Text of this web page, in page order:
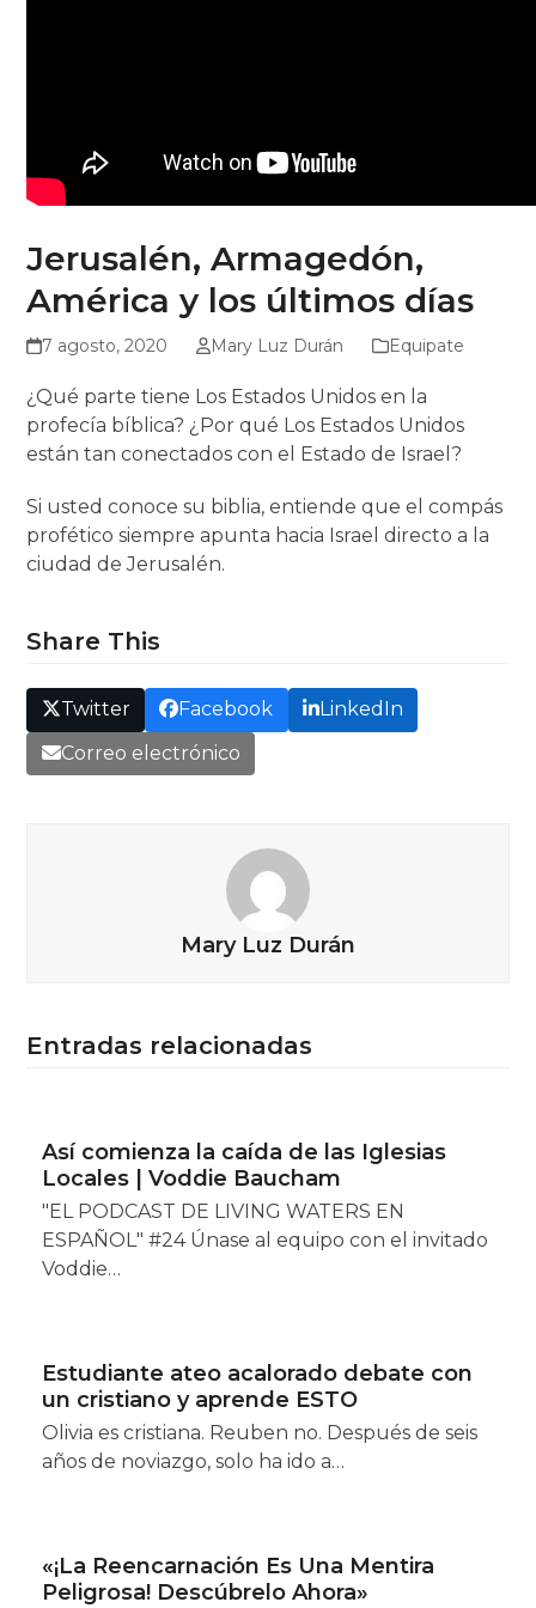
Jerusalén, Armagedón,
América y los últimos días
7 agosto, 2020 Mary Luz Durán Equipate
¿Qué parte tiene Los Estados Unidos en la
profecía bíblica? ¿Por qué Los Estados Unidos
están tan conectados con el Estado de Israel?
Si usted conoce su biblia, entiende que el compás
profético siempre apunta hacia Israel directo a la
ciudad de Jerusalén.
Share This
Twitter Facebook
LinkedIn
Correo electrónico
Mary Luz Durán
Entradas relacionadas
Así comienza la caída de las Iglesias
Locales | Voddie Baucham
"EL PODCAST DE LIVING WATERS EN
ESPAÑOL" #24 Únase al equipo con el invitado
Voddie…
Estudiante ateo acalorado debate con
un cristiano y aprende ESTO
Olivia es cristiana. Reuben no. Después de seis
años de noviazgo, solo ha ido a…
«¡La Reencarnación Es Una Mentira
Peligrosa! Descúbrelo Ahora»